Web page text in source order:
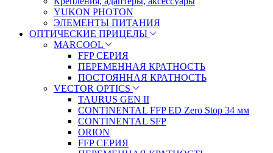
YUKON PHOTON
ЭЛЕМЕНТЫ ПИТАНИЯ
ОПТИЧЕСКИЕ ПРИЦЕЛЫ
MARCOOL
FFP СЕРИЯ
ПЕРЕМЕННАЯ КРАТНОСТЬ
ПОСТОЯННАЯ КРАТНОСТЬ
VECTOR OPTICS
TAURUS GEN II
CONTINENTAL FFP ED Zero Stop 34 мм
CONTINENTAL SFP
ORION
FFP СЕРИЯ